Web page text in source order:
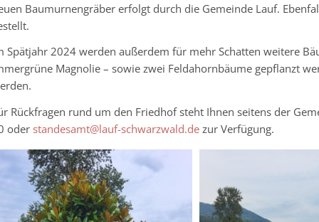
Baumurnengräber erfolgt durch die Gemeinde Lauf.
Spätjahr 2024 werden außerdem für mehr Schatten weitere
Magnolie – sowie zwei Feldahornbäume gepflanzt
Rückfragen rund um den Friedhof steht Ihnen seitens der
oder standesamt@lauf-schwarzwald.dezur Verfügung.